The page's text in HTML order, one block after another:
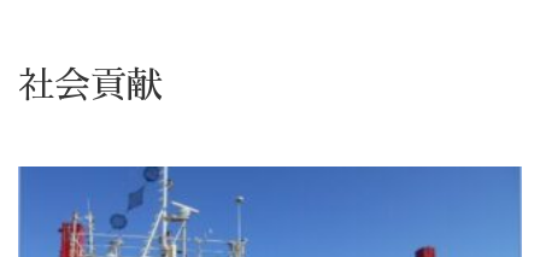
社会貢献